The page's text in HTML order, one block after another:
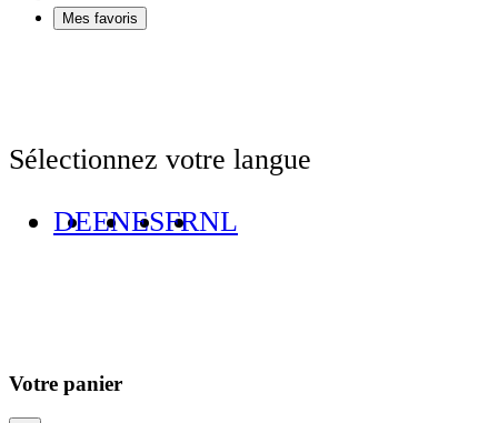
Mes favoris
Sélectionnez votre langue
DEENESFRNL
Votre panier